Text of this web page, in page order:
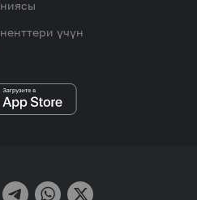
менен иштөө
байланыш
үчүн